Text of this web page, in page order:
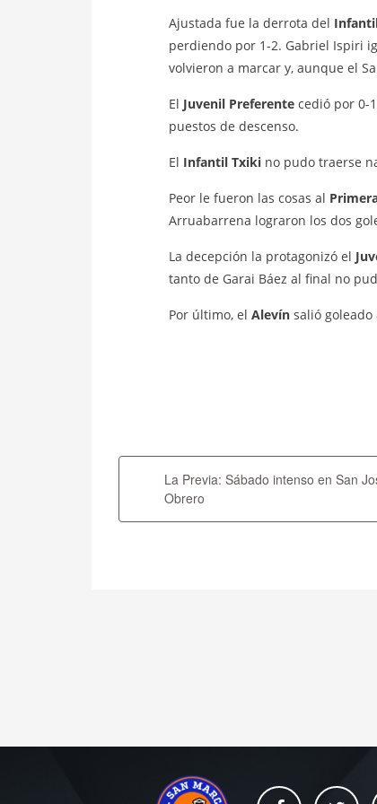
Ajustada fue la derrota del
perdiendo por 1-2. Gabriel Ispiri
volvieron a marcar y, aunque el
El Juvenil Preferente cedió por 0-
puestos de descenso.
El Infantil Txiki no pudo traerse
Peor le fueron las cosas al
Arruabarrena lograron los dos
La decepción la protagonizó el
tanto de Garai Báez al final no
Por último, el Alevín salió goleado
de
entradas
La Previa: Sábado intenso en San
Obrero